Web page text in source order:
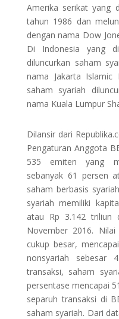
Amerika serikat yang
tahun 1986 dan
dengan nama Dow
Di Indonesia yang
diluncurkan saham
nama Jakarta Islamic
saham syariah
nama Kuala Lumpur
Dilansir dari
Pengaturan Anggota
535 emiten yang
sebanyak 61 persen
saham berbasis
syariah memiliki
atau Rp 3.142 triliun
November 2016.
cukup besar,
nonsyariah sebesar
transaksi, saham
persentase mencapai
separuh transaksi di
saham syariah. Dari